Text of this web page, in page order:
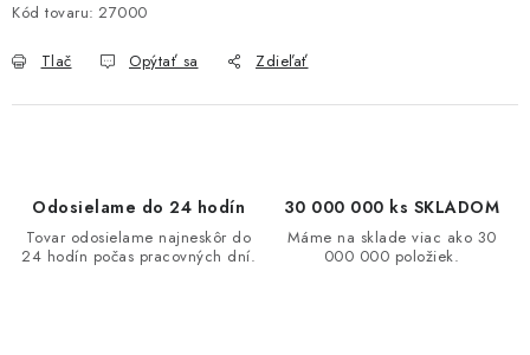
Kód tovaru: 27000
Tlač Opýtať sa Zdieľať
Odosielame do 24 hodín
Tovar odosielame najneskôr do
24 hodín počas pracovných dní.
30 000 000 ks SKLADOM
Máme na sklade viac ako 30
000 000 položiek.